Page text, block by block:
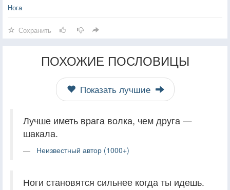
Нога
Сохранить
ПОХОЖИЕ ПОСЛОВИЦЫ
Показать лучшие
Лучше иметь врага волка, чем друга —
шакала.
Неизвестный автор (1000+)
Ноги становятся сильнее когда ты идешь.